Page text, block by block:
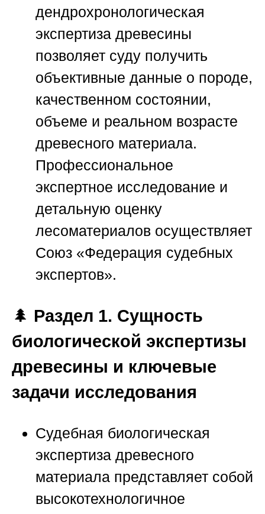
дендрохронологическая
экспертиза древесины
позволяет суду получить
объективные данные о породе,
качественном состоянии,
объеме и реальном возрасте
древесного материала.
Профессиональное
экспертное исследование и
детальную оценку
лесоматериалов осуществляет
Союз «Федерация судебных
экспертов».
🌲 Раздел 1. Сущность
биологической экспертизы
древесины и ключевые
задачи исследования
Судебная биологическая
экспертиза древесного
материала представляет собой
высокотехнологичное